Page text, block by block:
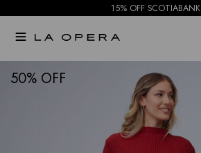
15% OFF SCOTIABANK

50 NOTIFICARME